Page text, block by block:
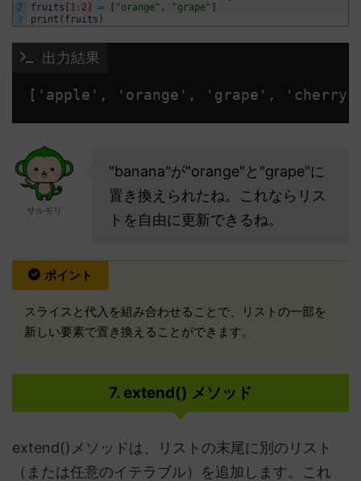
2
3
fruits
1 : 2 = "orange" , "grape"
print ( fruits )
出力結果
['apple', 'orange', 'grape',
サルモリ
"banana"が"orange"と"grape"に
置き換えられたね。これならリス
トを自由に更新できるね。
ポイント
スライスと代入を組み合わせることで、リストの一部を
新しい要素で置き換えることができます。
7. extend() メソッド
extend()メソッドは、リストの末尾に別のリスト
（または任意のイテラブル）を追加します。これ